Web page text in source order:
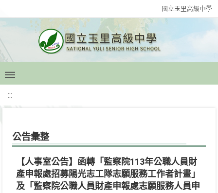
國立玉里高級中學
:::
公告彙整
【人事室公告】函轉「監察院113年公職人員財
產申報處招募陽光志工隊志願服務工作者計畫」
及「監察院公職人員財產申報處志願服務人員申